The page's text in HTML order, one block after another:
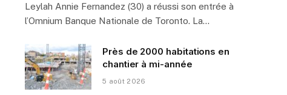
Leylah Annie Fernandez (30) a réussi son entrée à
l’Omnium Banque Nationale de Toronto. La…
Près de 2000 habitations en
chantier à mi-année
5 août 2026